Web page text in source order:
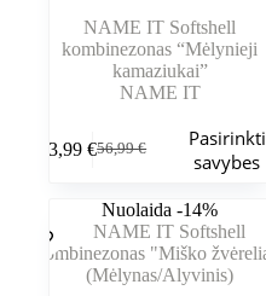
NAME IT Softshell
kombinezonas “Mėlynieji
kamaziukai”
NAME IT
56,99€
Pradinė
buvo:
56,99 €.
43,99€Dabartinė
yra:
43,99 €.
Pasirinkti
savybes
produktas
variantus.
Variantus
galite
pasirinkti
Nuolaida -14%